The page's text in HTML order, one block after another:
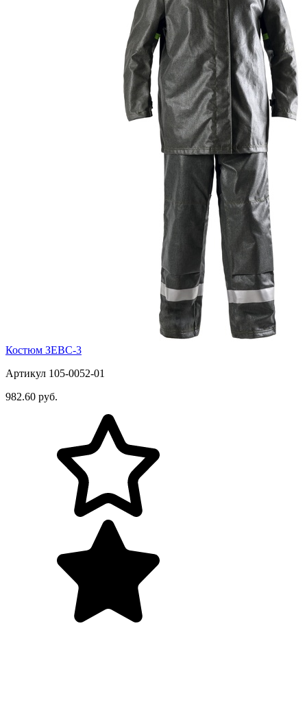
Костюм ЗЕВС-3
Артикул 105-0052-01
982.60 руб.